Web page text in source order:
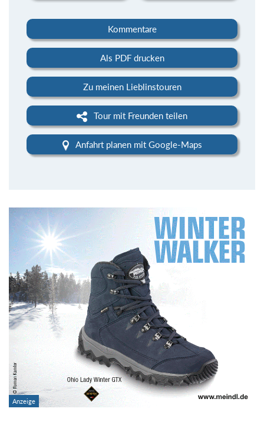
Kommentare
Als PDF drucken
Zu meinen Lieblinstouren
Tour mit Freunden teilen
Anfahrt planen mit Google-Maps